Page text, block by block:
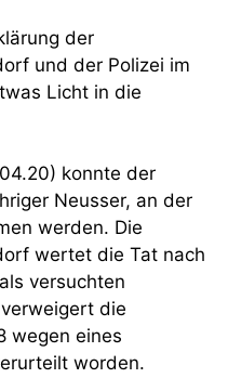
der
und der Polizei im
Licht in die
konnte der
Neusser, an der
werden. Die
wertet die Tat nach
versuchten
die
wegen eines
worden.